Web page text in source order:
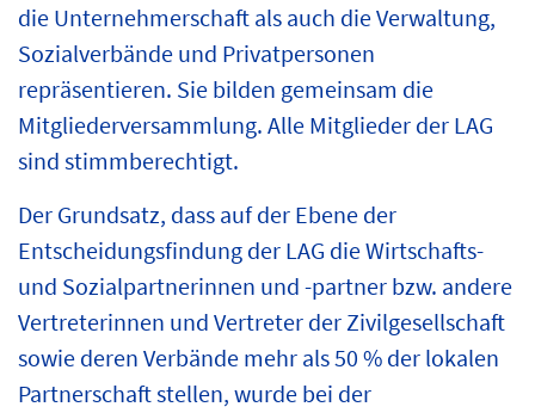
die Unternehmerschaft als auch die Verwaltung,
Sozialverbände und Privatpersonen
repräsentieren. Sie bilden gemeinsam die
Mitgliederversammlung. Alle Mitglieder der LAG
sind stimmberechtigt.
Der Grundsatz, dass auf der Ebene der
Entscheidungsfindung der LAG die Wirtschafts-
und Sozialpartnerinnen und -partner bzw. andere
Vertreterinnen und Vertreter der Zivilgesellschaft
sowie deren Verbände mehr als 50 % der lokalen
Partnerschaft stellen, wurde bei der